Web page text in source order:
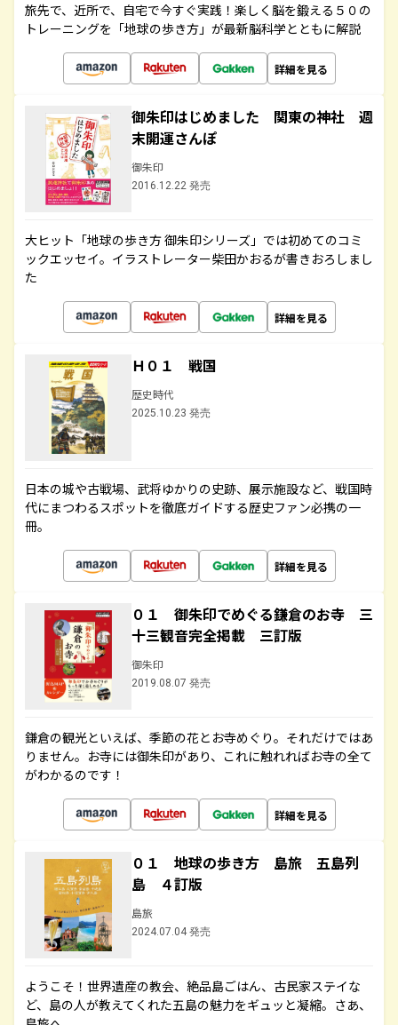
旅先で、近所で、自宅で今すぐ実践！楽しく脳を鍛える５０の
トレーニングを「地球の歩き方」が最新脳科学とともに解説
詳細を見る
御朱印はじめました 関東の神社 週
末開運さんぽ
御朱印
2016.12.22 発売
大ヒット「地球の歩き方 御朱印シリーズ」では初めてのコミ
ックエッセイ。イラストレーター柴田かおるが書きおろしまし
た
詳細を見る
Ｈ０１ 戦国
歴史時代
2025.10.23 発売
日本の城や古戦場、武将ゆかりの史跡、展示施設など、戦国時
代にまつわるスポットを徹底ガイドする歴史ファン必携の一
冊。
詳細を見る
０１ 御朱印でめぐる鎌倉のお寺 三
十三観音完全掲載 三訂版
御朱印
2019.08.07 発売
鎌倉の観光といえば、季節の花とお寺めぐり。それだけではあ
りません。お寺には御朱印があり、これに触れればお寺の全て
がわかるのです！
詳細を見る
０１ 地球の歩き方 島旅 五島列
島 ４訂版
島旅
2024.07.04 発売
ようこそ！世界遺産の教会、絶品島ごはん、古民家ステイな
ど、島の人が教えてくれた五島の魅力をギュッと凝縮。さあ、